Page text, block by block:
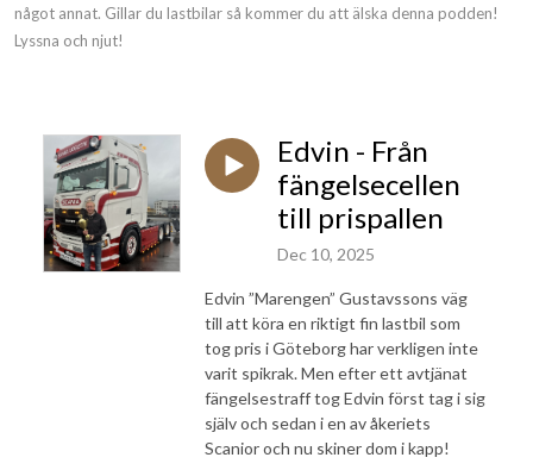
något annat. Gillar du lastbilar så kommer du att älska denna podden!
Lyssna och njut!
Edvin - Från
fängelsecellen
till prispallen
Dec 10, 2025
Edvin ”Marengen” Gustavssons väg
till att köra en riktigt fin lastbil som
tog pris i Göteborg har verkligen inte
varit spikrak. Men efter ett avtjänat
fängelsestraff tog Edvin först tag i sig
själv och sedan i en av åkeriets
Scanior och nu skiner dom i kapp!